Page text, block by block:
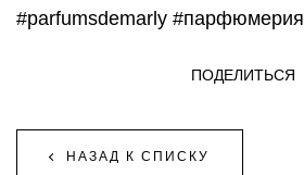
#parfumsdemarly
НАЗАД К СПИСКУ
ПОДЕЛИТЬСЯ